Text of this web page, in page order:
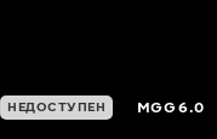
НЕДОСТУПЕН MGG6.0